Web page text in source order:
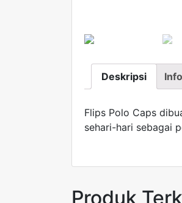
Deskripsi
Flips Polo Caps
sehari-hari sebagai
Produk